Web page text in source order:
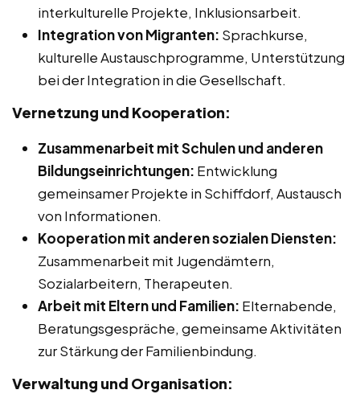
interkulturelle Projekte, Inklusionsarbeit.
Integration von Migranten: Sprachkurse,
kulturelle Austauschprogramme, Unterstützung
bei der Integration in die Gesellschaft.
Vernetzung und Kooperation:
Zusammenarbeit mit Schulen und anderen
Bildungseinrichtungen: Entwicklung
gemeinsamer Projekte in Schiffdorf, Austausch
von Informationen.
Kooperation mit anderen sozialen Diensten:
Zusammenarbeit mit Jugendämtern,
Sozialarbeitern, Therapeuten.
Arbeit mit Eltern und Familien: Elternabende,
Beratungsgespräche, gemeinsame Aktivitäten
zur Stärkung der Familienbindung.
Verwaltung und Organisation: